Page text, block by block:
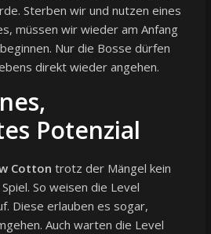
Sterben wir und nutzen eines
müssen wir wieder am Anfang
Nur die Bosse dürfen
direkt wieder angehen.
Potenzial
Cotton trotz der Mängel kein
So weisen die Level
Diese erlauben es sogar,
Auch warten die Level